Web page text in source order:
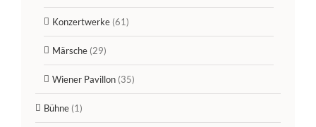
Konzertwerke (61)
Märsche (29)
Wiener Pavillon (35)
Bühne (1)